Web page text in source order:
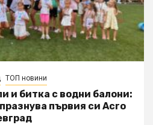
ТОП новини
и битка с водни балони:
първия си Acro